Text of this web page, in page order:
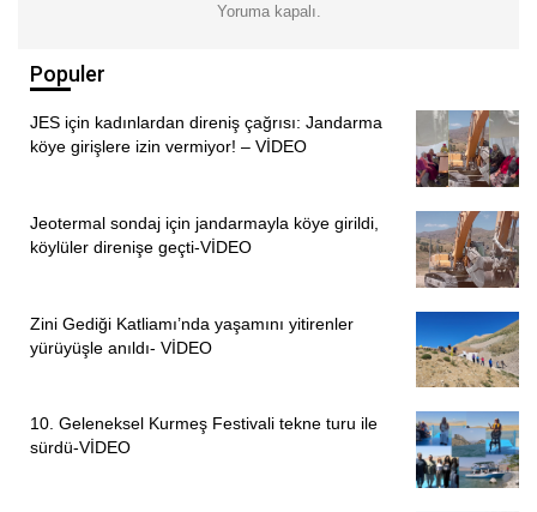
güçlendirmeye çalıştık. Bugünkü forumumuzun yaklaşımı
demokrasi isteğini Demokrasi Konferansı’na taşımak.
Temel hedefimiz ülkenin her yerindeki mücadele
dinamiklerinin birlikte söz kurabilmesini sağlayabilmek.”
HDP İstanbul MilletvekiliAli Kenanoğlu
ise, “Demokrasi,
bizim gibi haksızlığa uğrayan toplulukların yaşadığı
ülkelerde vazgeçilmez bir unsur. Çünkü bizim hakkımızı
koruyacak tek öğe demokrasidir. Bizler, yani Aleviler
açısından da acil demokrasi ve hemen demokrasi diyorum”
“İnsanın insana düşman edildiği ve bu
düşmanlık üzerinden siyaset yapılan bir ülkedeyiz. Birlikte
Yoruma kapalı.
Populer
JES için kadınlardan direniş çağrısı: Jandarma
köye girişlere izin vermiyor! – VİDEO
Jeotermal sondaj için jandarmayla köye girildi,
köylüler direnişe geçti-VİDEO
Zini Gediği Katliamı’nda yaşamını yitirenler
yürüyüşle anıldı- VİDEO
10. Geleneksel Kurmeş Festivali tekne turu ile
sürdü-VİDEO